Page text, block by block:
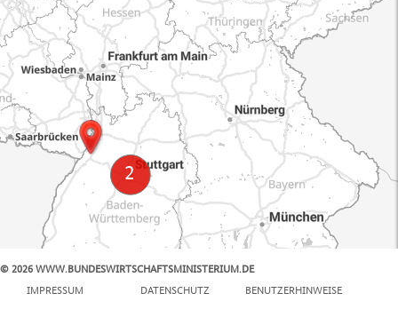
© 2026 WWW.BUNDESWIRTSCHAFTSMINISTERIUM.DE
IMPRESSUM
DATENSCHUTZ BENUTZERHINWEISE